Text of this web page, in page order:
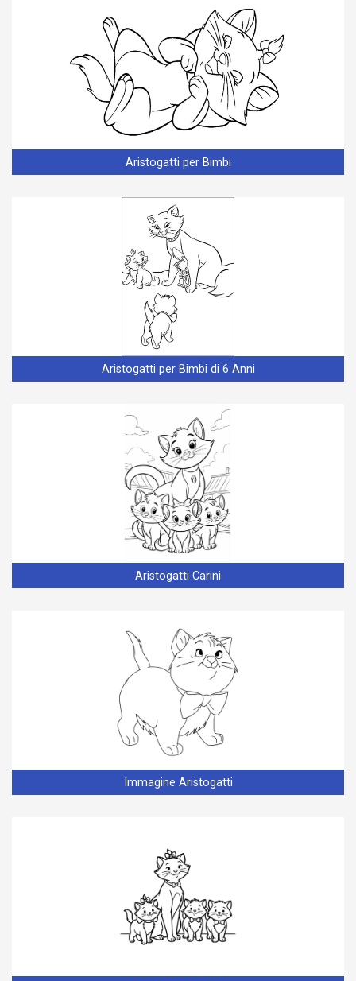
Aristogatti per Bimbi
Aristogatti per Bimbi di 6 Anni
Aristogatti Carini
Immagine Aristogatti